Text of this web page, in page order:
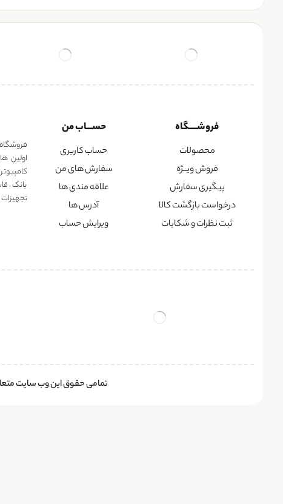
فروشــــگاه
محصولات
فروش ویــژه
پیگیری سفارش
درخواست بازگشت کالا
ثبت نظرات و شکایات
حســـاب من
حساب کاربری
سفارش های من
علاقه مندی ها
آدرس ها
ویرایش حساب
فروشگاه
اولین
بانک ،
تجهیزات
تمامی حقوق این وب سایت